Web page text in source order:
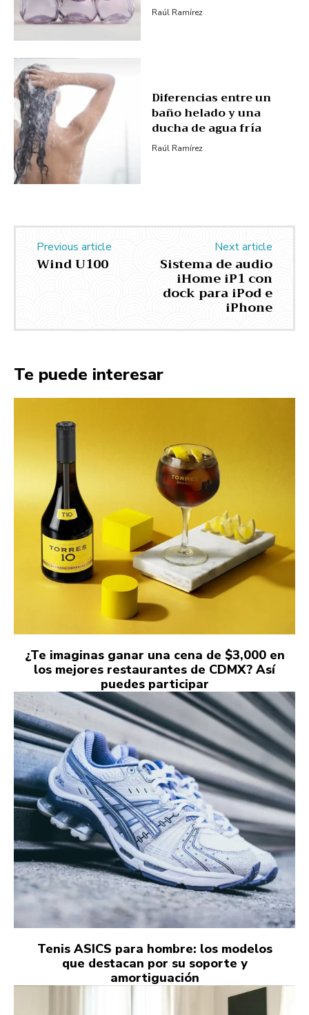
Raúl Ramírez
Diferencias entre un
baño helado y una
ducha de agua fría
Raúl Ramírez
Previous article
Wind U100
Next article
Sistema de audio
iHome iP1 con
dock para iPod e
iPhone
Te puede interesar
¿Te imaginas ganar una cena de $3,000 en
los mejores restaurantes de CDMX? Así
puedes participar
Tenis ASICS para hombre: los modelos
que destacan por su soporte y
amortiguación